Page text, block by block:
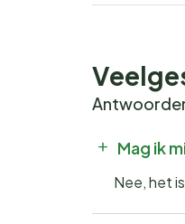
Mag ik
Nee, het